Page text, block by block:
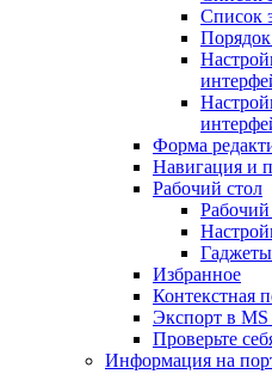
Список
Форма
Навигация и
Рабочий стол
Рабочий
Избранное
Контекстная
Экспорт в MS
Проверьте
Информация на